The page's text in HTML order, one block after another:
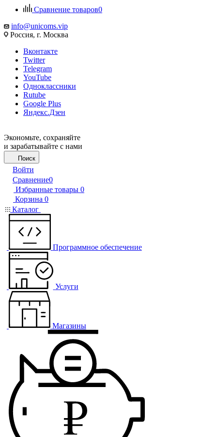
Сравнение товаров0
info@unicoms.vip
Россия, г. Москва
Вконтакте
Twitter
Telegram
YouTube
Одноклассники
Rutube
Google Plus
Яндекс.Дзен
Экономьте, сохраняйте
и зарабатывайте с нами
Поиск
Войти
Сравнение0
Избранные товары 0
Корзина 0
Каталог
Программное обеспечение
Услуги
Магазины